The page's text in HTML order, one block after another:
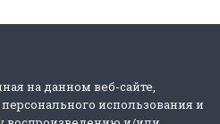
на данном веб-сайте,
использования и